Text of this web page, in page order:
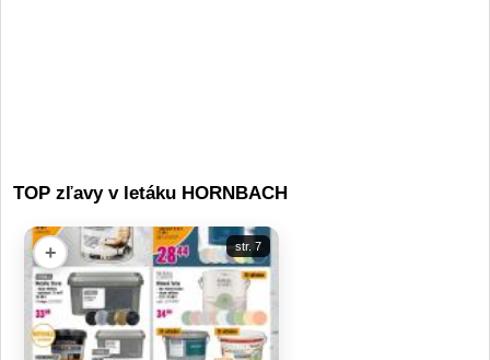
TOP zľavy v letáku HORNBACH
+ str. 7